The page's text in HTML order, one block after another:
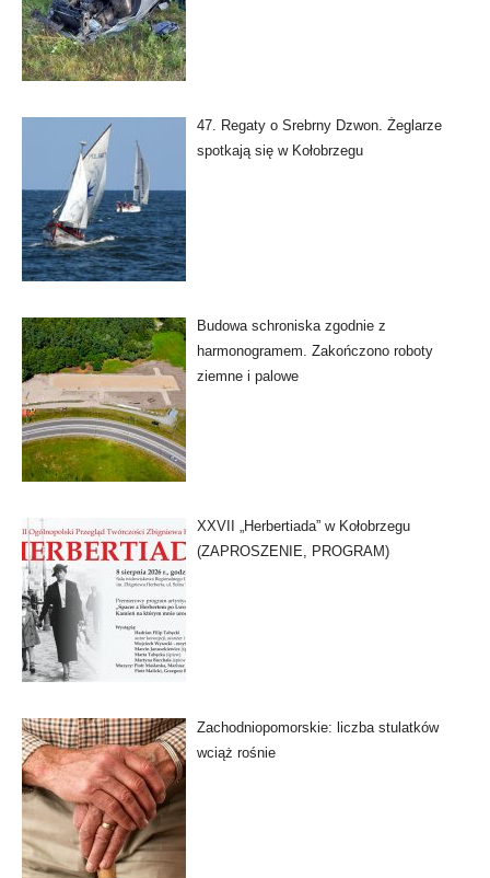
47. Regaty o Srebrny Dzwon. Żeglarze
spotkają się w Kołobrzegu
Budowa schroniska zgodnie z
harmonogramem. Zakończono roboty
ziemne i palowe
XXVII „Herbertiada” w Kołobrzegu
(ZAPROSZENIE, PROGRAM)
Zachodniopomorskie: liczba stulatków
wciąż rośnie